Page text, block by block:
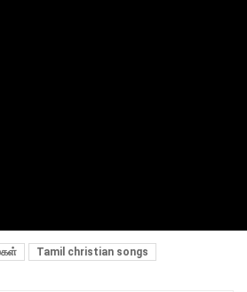
Tamil christian songs